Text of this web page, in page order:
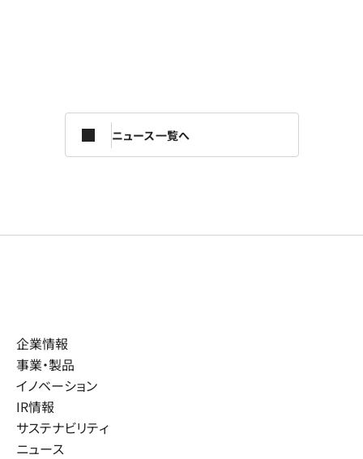
ニュース一覧へ
企業情報
事業・製品
イノベーション
IR情報
サステナビリティ
ニュース